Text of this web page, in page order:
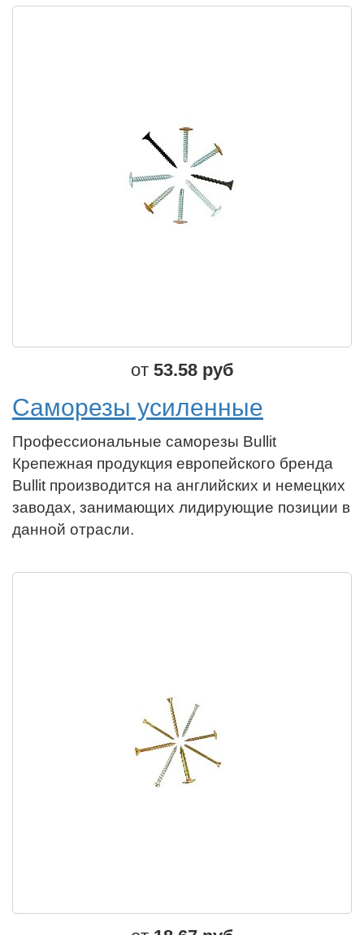
от 53.58 руб
Саморезы усиленные
Профессиональные саморезы Bullit
Крепежная продукция европейского бренда
Bullit производится на английских и немецких
заводах, занимающих лидирующие позиции в
данной отрасли.